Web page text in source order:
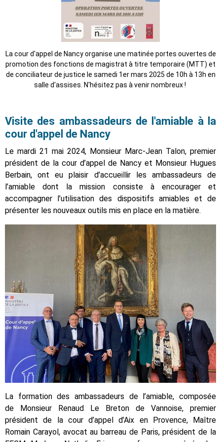
La cour d'appel de Nancy organise une matinée portes ouvertes de
promotion des fonctions de magistrat à titre temporaire (MTT) et
de conciliateur de justice le samedi 1er mars 2025 de 10h à 13h en
salle d'assises. N'hésitez pas à venir nombreux !
Visite des ambassadeurs de l'amiable à la
cour d'appel de Nancy
Le mardi 21 mai 2024, Monsieur Marc-Jean Talon, premier
président de la cour d’appel de Nancy et Monsieur Hugues
Berbain, ont eu plaisir d’accueillir les ambassadeurs de
l’amiable dont la mission consiste à encourager et
accompagner l’utilisation des dispositifs amiables et de
présenter les nouveaux outils mis en place en la matière.
La formation des ambassadeurs de l’amiable, composée
de Monsieur Renaud Le Breton de Vannoise, premier
président de la cour d’appel d’Aix en Provence, Maître
Romain Carayol, avocat au barreau de Paris, président de la